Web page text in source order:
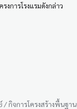
การโรงแรมดังกล่าว
กิจการโครงสร้างพื้นฐาน